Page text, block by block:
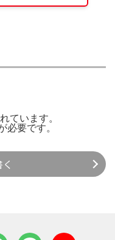
ています。
必要です。